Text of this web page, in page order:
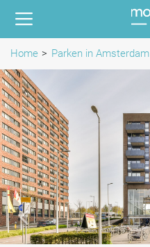
Home Parken in Amsterdam